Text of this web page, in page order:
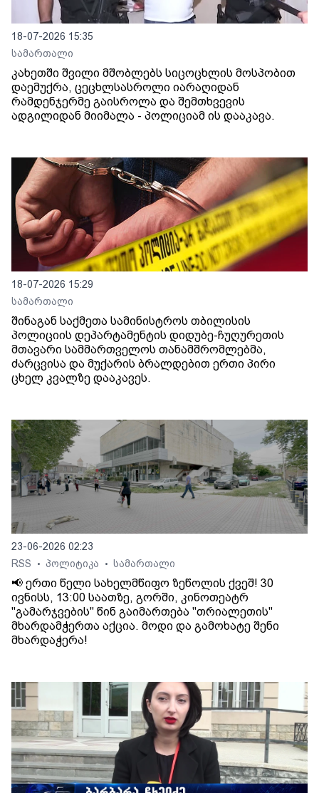
18-07-2026 15:35
სამართალი
კახეთში შვილი მშობლებს სიცოცხლის მოსპობით
დაემუქრა, ცეცხლსასროლი იარაღიდან
რამდენჯერმე გაისროლა და შემთხვევის
ადგილიდან მიიმალა - პოლიციამ ის დააკავა.
18-07-2026 15:29
სამართალი
შინაგან საქმეთა სამინისტროს თბილისის
პოლიციის დეპარტამენტის დიდუბე-ჩუღურეთის
მთავარი სამმართველოს თანამშრომლებმა,
ძარცვისა და მუქარის ბრალდებით ერთი პირი
ცხელ კვალზე დააკავეს.
23-06-2026 02:23
RSS
• პოლიტიკა • სამართალი
📢 ერთი წელი სახელმწიფო ზეწოლის ქვეშ! 30
ივნისს, 13:00 საათზე, გორში, კინოთეატრ
"გამარჯვების" წინ გაიმართება "თრიალეთის"
მხარდამჭერთა აქცია. მოდი და გამოხატე შენი
მხარდაჭერა!